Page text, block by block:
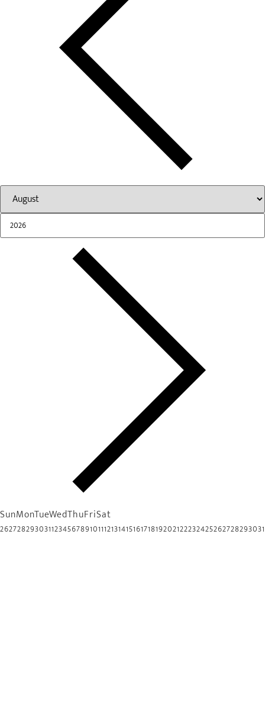
SunMonTueWedThuFriSat
26272829303112345678910111213141516171819202122232425262728293031